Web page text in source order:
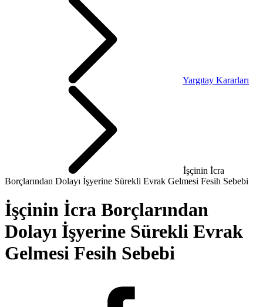
Yargıtay Kararları
İşçinin İcra
Borçlarından Dolayı İşyerine Sürekli Evrak Gelmesi Fesih Sebebi
İşçinin İcra Borçlarından
Dolayı İşyerine Sürekli Evrak
Gelmesi Fesih Sebebi